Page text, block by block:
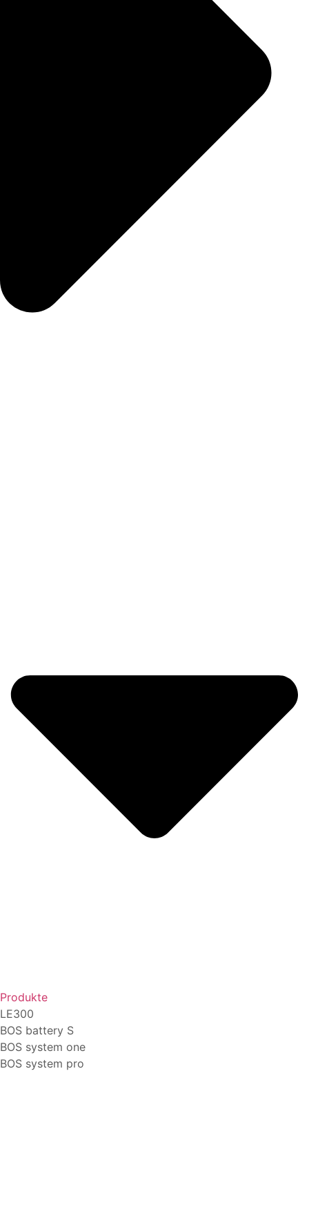
Produkte
LE300
BOS battery S
BOS system one
BOS system pro